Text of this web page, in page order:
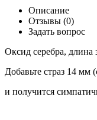
Описание
Отзывы (0)
Задать вопрос
Оксид серебра,
Добавьте страз 14 мм
и получится